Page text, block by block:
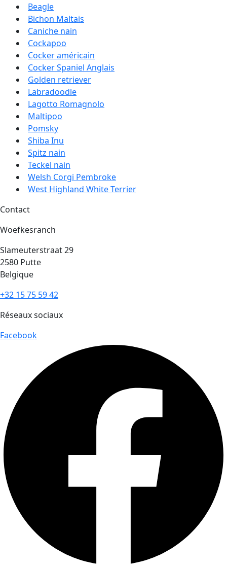
Beagle
Bichon Maltais
Caniche nain
Cockapoo
Cocker américain
Cocker Spaniel Anglais
Golden retriever
Labradoodle
Lagotto Romagnolo
Maltipoo
Pomsky
Shiba Inu
Spitz nain
Teckel nain
Welsh Corgi Pembroke
West Highland White Terrier
Contact
Woefkesranch
Slameuterstraat 29
2580 Putte
Belgique
+32 15 75 59 42
Réseaux sociaux
Facebook